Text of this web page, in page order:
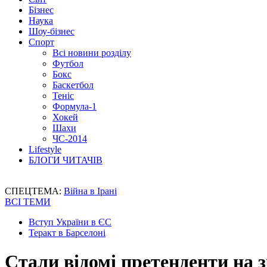
Бізнес
Наука
Шоу-бізнес
Спорт
Всі новини розділу
Футбол
Бокс
Баскетбол
Теніс
Формула-1
Хокей
Шахи
ЧС-2014
Lifestyle
БЛОГИ ЧИТАЧІВ
СПЕЦТЕМА: Війна в Ірані
ВСІ ТЕМИ
Вступ України в ЄС
Теракт в Барселоні
Стали відомі претенденти